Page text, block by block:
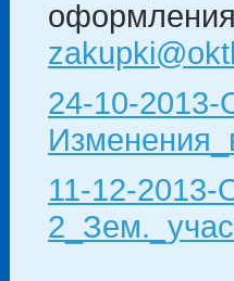
24-10-
11-12-2013-